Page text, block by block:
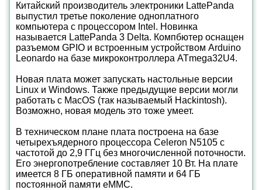
Китайский производитель электроники LattePanda
выпустил третье поколение одноплатного
компьютера с процессором Intel. Новинка
называется LattePanda 3 Delta. Компбютер оснащен
разъемом GPIO и встроенным устройством Arduino
Leonardo на базе микроконтроллера ATmega32U4.
Новая плата может запускать настольные версии
Linux и Windows. Также предыдущие версии могли
работать с MacOS (так называемый Hackintosh).
Возможно, новая модель это тоже умеет.
В техническом плане плата построена на базе
четырехъядерного процессора Celeron N5105 с
частотой до 2,9 ГГц без многочисленной поточности.
Его энергопотребление составляет 10 Вт. На плате
имеется 8 ГБ оперативной памяти и 64 ГБ
постоянной памяти eMMC.